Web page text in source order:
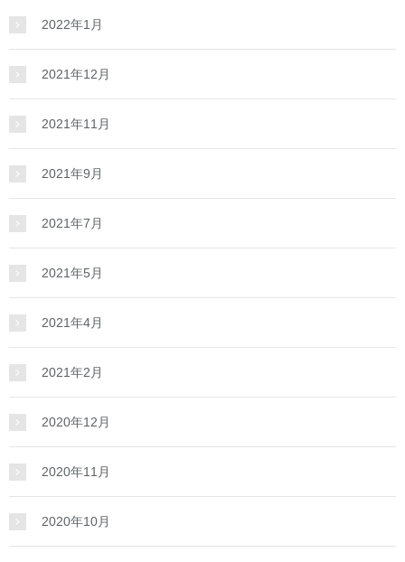
2022年1月
2021年12月
2021年11月
2021年9月
2021年7月
2021年5月
2021年4月
2021年2月
2020年12月
2020年11月
2020年10月